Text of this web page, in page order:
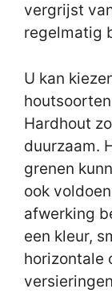
vergrijst
regelmatig
U kan
Hardhout
duurzaam.
grenen
ook
afwerking
een kleur,
horizontale